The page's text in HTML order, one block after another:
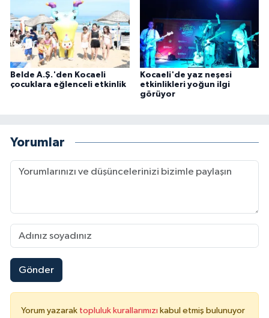
Belde A.Ş.'den Kocaeli
çocuklara eğlenceli etkinlik
Kocaeli'de yaz neşesi
etkinlikleri yoğun ilgi
görüyor
Yorumlar
Gönder
Yorum yazarak topluluk kurallarımızı kabul etmiş bulunuyor